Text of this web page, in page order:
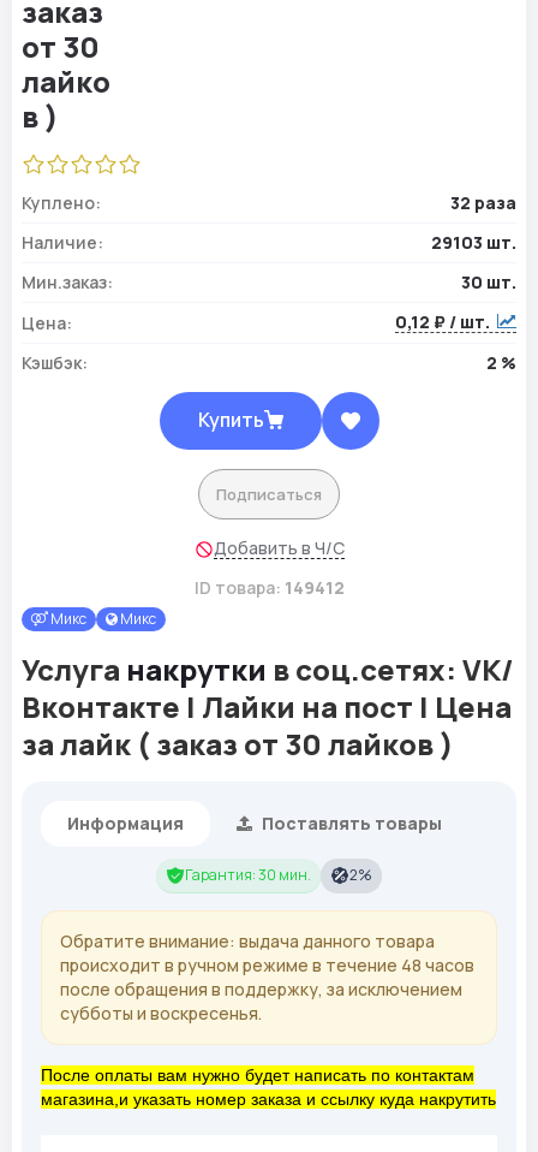
Куплено:
32 раза
Наличие:
29103 шт.
Мин.заказ:
30 шт.
Цена:
0,12 ₽ / шт.
Кэшбэк:
2 %
Купить
Подписаться
Добавить в Ч/С
ID товара: 149412
Микс Микс
Услуга накрутки в соц.сетях: VK/
Вконтакте | Лайки на пост | Цена
за лайк ( заказ от 30 лайков )
Информация Поставлять товары
Гарантия: 30 мин. 2%
Обратите внимание: выдача данного товара
происходит в ручном режиме в течение 48 часов
после обращения в поддержку, за исключением
субботы и воскресенья.
После оплаты вам нужно будет написать по контактам
магазина,и указать номер заказа и ссылку куда накрутить